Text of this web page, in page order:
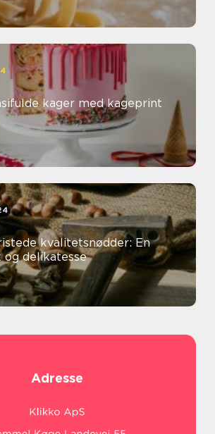
kager med kageprint
kvalitetsnødder: En
og delikatesse
Adresse